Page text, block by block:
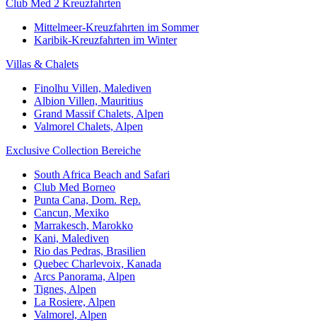
Club Med 2 Kreuzfahrten
Mittelmeer-Kreuzfahrten im Sommer
Karibik-Kreuzfahrten im Winter
Villas & Chalets
Finolhu Villen, Malediven
Albion Villen, Mauritius
Grand Massif Chalets, Alpen
Valmorel Chalets, Alpen
Exclusive Collection Bereiche
South Africa Beach and Safari
Club Med Borneo
Punta Cana, Dom. Rep.
Cancun, Mexiko
Marrakesch, Marokko
Kani, Malediven
Rio das Pedras, Brasilien
Quebec Charlevoix, Kanada
Arcs Panorama, Alpen
Tignes, Alpen
La Rosiere, Alpen
Valmorel, Alpen